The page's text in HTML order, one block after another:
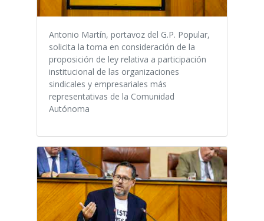
Antonio Martín, portavoz del G.P. Popular,
solicita la toma en consideración de la
proposición de ley relativa a participación
institucional de las organizaciones
sindicales y empresariales más
representativas de la Comunidad
Autónoma